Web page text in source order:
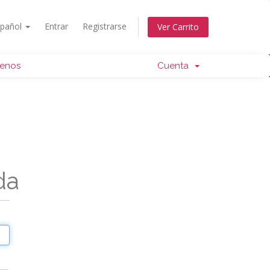
Entrar Registrarse Ver Carrito
Cuenta